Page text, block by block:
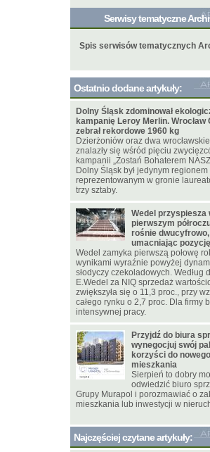
Serwisy tematyczne
Spis serwisów tematycznych
Ostatnio dodane artykuły:
Dolny Śląsk zdominował
kampanię Leroy Merlin. Wrocław
zebrał rekordowe 1960 kg
Dzierżoniów oraz dwa
znalazły się wśród pięciu
kampanii „Zostań Bohaterem
Dolny Śląsk był jedynym regionem
reprezentowanym w gronie
trzy sztaby.
Wedel przyspiesza
pierwszym
rośnie dwucyfrowo,
umacniając
Wedel zamyka pierwszą połowę
wynikami wyraźnie powyżej
słodyczy czekoladowych. Według
E.Wedel za NIQ sprzedaż
zwiększyła się o 11,3 proc., przy
całego rynku o 2,7 proc. Dla firmy
intensywnej pracy.
Przyjdź do biura
wynegocjuj swój
korzyści do nowego
mieszkania
Sierpień to dobry
odwiedzić biuro
Grupy Murapol i porozmawiać o
mieszkania lub inwestycji w
Najczęściej czytane artykuły: